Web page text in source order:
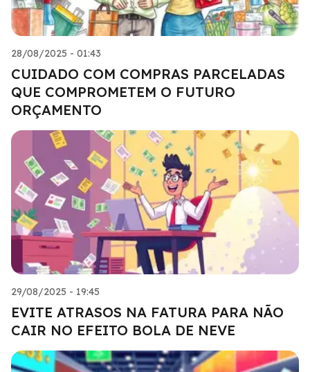
28/08/2025 - 01:43
CUIDADO COM COMPRAS PARCELADAS
QUE COMPROMETEM O FUTURO
ORÇAMENTO
29/08/2025 - 19:45
EVITE ATRASOS NA FATURA PARA NÃO
CAIR NO EFEITO BOLA DE NEVE